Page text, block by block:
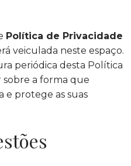
Política de Privacidade
veiculada neste espaço.
periódica desta Política
sobre a forma que
e protege as suas